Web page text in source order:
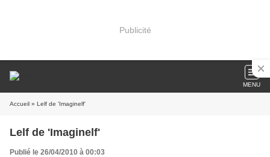
Publicité
MENU
Accueil » Lelf de 'Imaginelf'
Lelf de 'Imaginelf'
Publié le 26/04/2010 à 00:03